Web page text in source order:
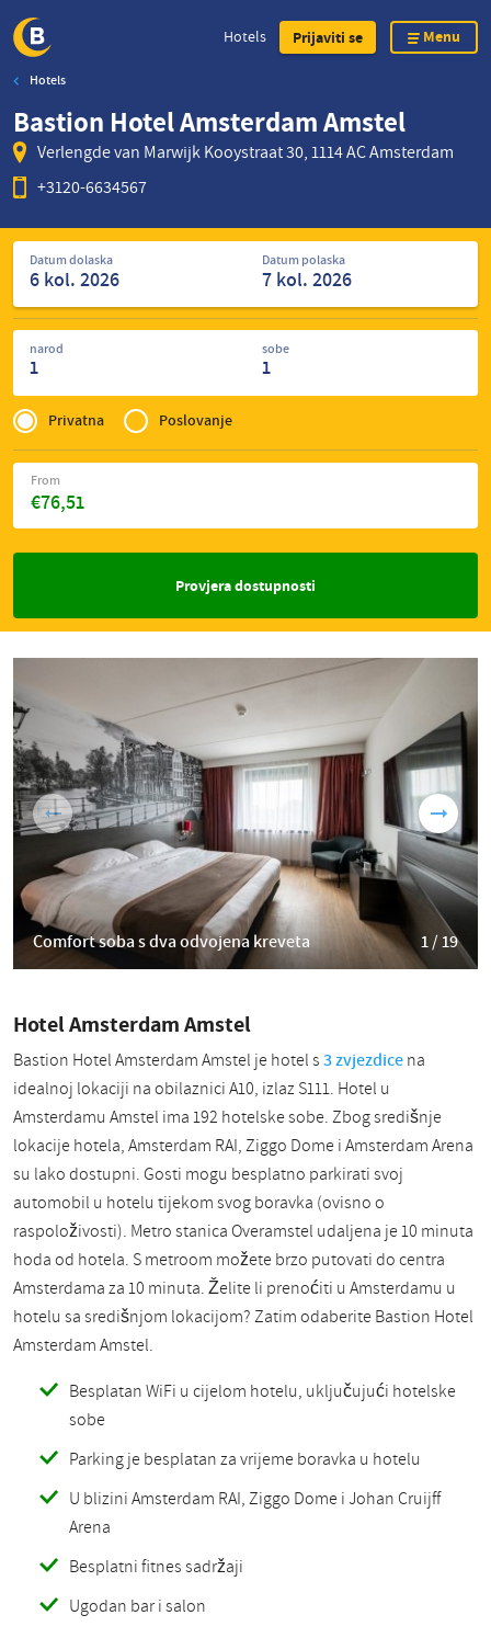
Skip
main
content
Hotels Prijaviti se Menu
Hotels
Bastion Hotel Amsterdam Amstel
Verlengde van Marwijk Kooystraat 30, 1114 AC Amsterdam
+3120-6634567
Tražite
hoteleDatum dolaska Datum polaska
narod
1
sobe
1
Privé
of
Zakelijk
Privatna Poslovanje
€76,51
From
Provjera dostupnosti
Comfort soba s dva odvojena kreveta 1 / 19
Hotel Amsterdam Amstel
Bastion Hotel Amsterdam Amstel je hotel s3 zvjezdicena
idealnoj lokaciji na obilaznici A10, izlaz S111. Hotel u
Amsterdamu Amstel ima 192 hotelske sobe. Zbog središnje
lokacije hotela, Amsterdam RAI, Ziggo Dome i Amsterdam Arena
su lako dostupni. Gosti mogu besplatno parkirati svoj
automobil u hotelu tijekom svog boravka (ovisno o
raspoloživosti). Metro stanica Overamstel udaljena je 10 minuta
hoda od hotela. S metroom možete brzo putovati do centra
Amsterdama za 10 minuta. Želite li prenoćiti u Amsterdamu u
hotelu sa središnjom lokacijom? Zatim odaberite Bastion Hotel
Amsterdam Amstel.
Besplatan WiFi u cijelom hotelu, uključujući hotelske
sobe
Parking je besplatan za vrijeme boravka u hotelu
U blizini Amsterdam RAI, Ziggo Dome i Johan Cruijff
Arena
Besplatni fitnes sadržaji
Ugodan bar i salon